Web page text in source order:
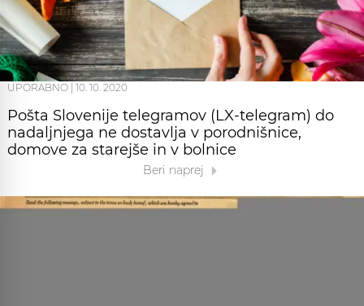
UPORABNO 10. 10. 2020
Pošta Slovenije telegramov (LX-telegram) do
nadaljnjega ne dostavlja v porodnišnice,
domove za starejše in v bolnice
Beri naprej